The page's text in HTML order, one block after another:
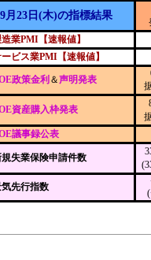
9月23日(木)の指標結果
業PMI【速報値】
ビス業PMI【速報値】
政策金利 ＆声明発表
資産購入枠発表
議事録公表
失業保険申請件数
先行指数